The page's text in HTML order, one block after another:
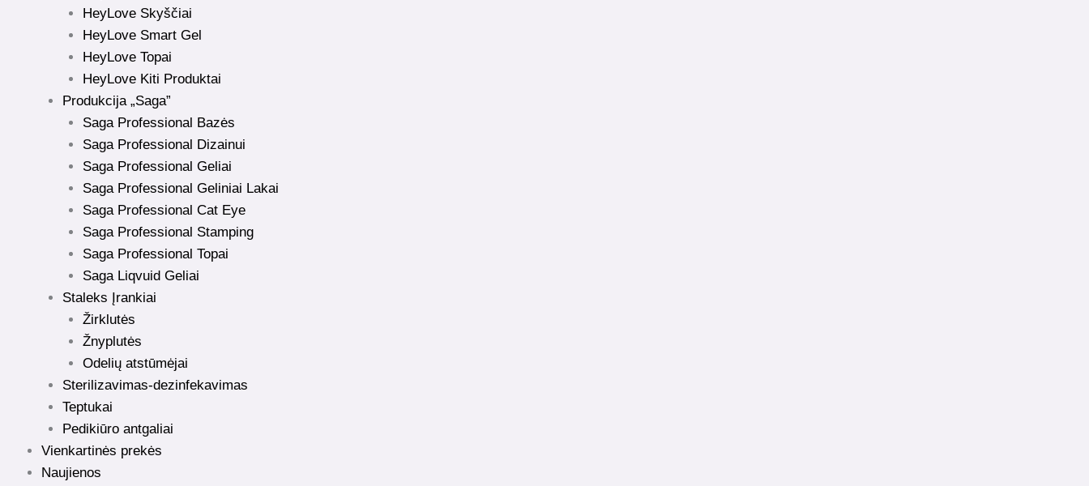
HeyLove Skyščiai
HeyLove Smart Gel
HeyLove Topai
HeyLove Kiti Produktai
Produkcija „Saga”
Saga Professional Bazės
Saga Professional Dizainui
Saga Professional Geliai
Saga Professional Geliniai Lakai
Saga Professional Cat Eye
Saga Professional Stamping
Saga Professional Topai
Saga Liqvuid Geliai
Staleks Įrankiai
Žirklutės
Žnyplutės
Odelių atstūmėjai
Sterilizavimas-dezinfekavimas
Teptukai
Pedikiūro antgaliai
Vienkartinės prekės
Naujienos